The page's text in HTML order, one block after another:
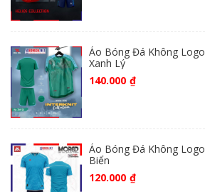
Áo Bóng Đá Không
Xanh Lý
140.000 ₫
Áo Bóng Đá Không
Biển
120.000 ₫